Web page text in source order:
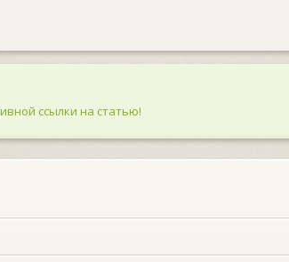
ссылки на статью!